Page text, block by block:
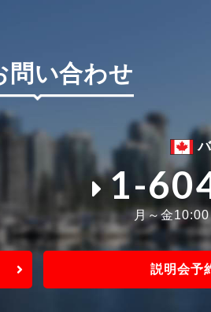
問い合わせ
1-
月～金
説明会予